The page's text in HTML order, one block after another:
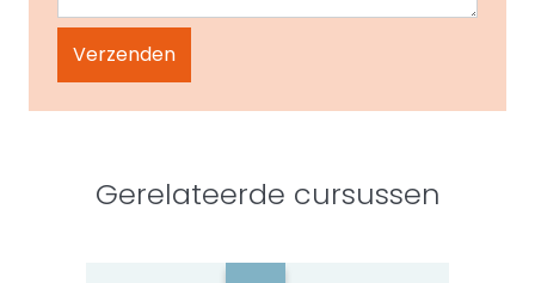
Gerelateerde cursussen